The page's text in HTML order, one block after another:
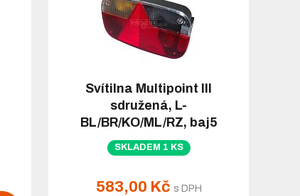
Svítilna Multipoint III
sdružená, L-
BL/BR/KO/ML/RZ, baj5
SKLADEM 1 KS
583,00 Kč s DPH